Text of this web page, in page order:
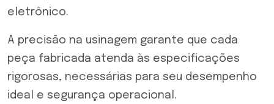
eletrônico.
A precisão na usinagem garante que cada
peça fabricada atenda às especificações
rigorosas, necessárias para seu desempenho
ideal e segurança operacional.